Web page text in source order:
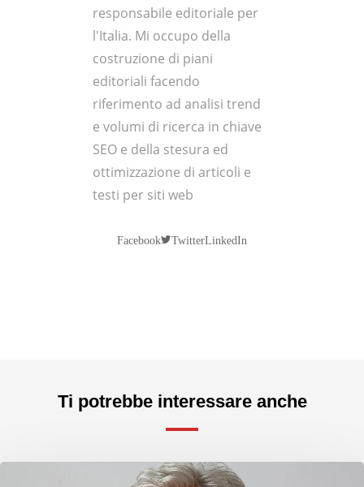
responsabile editoriale per
l'Italia. Mi occupo della
costruzione di piani
editoriali facendo
riferimento ad analisi trend
e volumi di ricerca in chiave
SEO e della stesura ed
ottimizzazione di articoli e
testi per siti web
Facebook TwitterLinkedIn
Ti potrebbe interessare anche